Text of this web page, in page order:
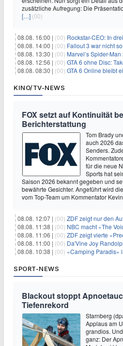
zusätzliche Aufregung: Die
[…] (00)
08.08. 16:00 | (00) Rockstar-CEO: In drei
08.08. 14:00 | (00) Fallout 3 war nicht so
08.08. 13:30 | (00) Marvel’s Spider-Man 2 bekommt
08.08. 12:56 | (00) GTA 6 ohne Disc: Take-Two
08.08. 08:30 | (00) GTA 6 Online bleibt ein
KINO/TV-NEWS
FOX setzt auf Kontinuität
Berichterstattung
Tom Brady
auch 2026
Senders.
für die neue
Sports hat
Saison 2026 bekannt gegeben und
bewährte Gesichter. Angeführt wird
vom Top-Team um Kommentator
08.08. 12:07 | (00) ZDF zeigt nur den
08.08. 11:38 | (00) NBC macht «The
08.08. 11:06 | (00) ZDF zeigt vierte
08.08. 11:00 | (00) Da'Vine Joy Randolph
08.08. 10:38 | (00) «Camping Paradis»
SPORT-NEWS
Blackout stoppt
Tiefenrekord
Starnberg
Applaus am
grandios.
ganz: Der